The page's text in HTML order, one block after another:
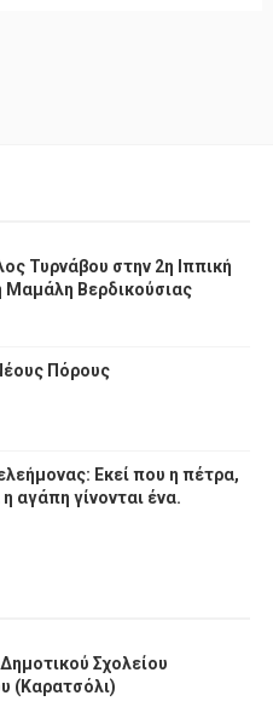
Τυρνάβου στην 2η Ιππική
Μαμάλη Βερδικούσιας
Πόρους
Εκεί που η πέτρα,
αγάπη γίνονται ένα.
Σχολείου
(Καρατσόλι)